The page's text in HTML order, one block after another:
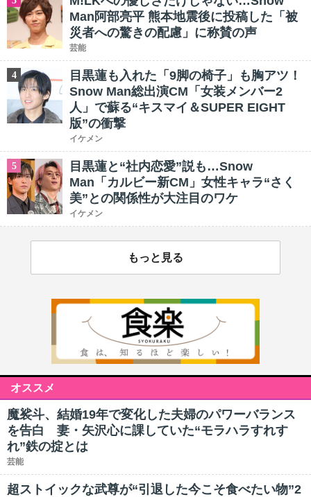
Man阿部亮平 熊本地震後に投稿した「被
災者への驚きの配慮」に称賛の声
芸能
4
目黒蓮も入れた「9脚の椅子」も胸アツ！
Snow Man総出演CM「女装メンバー2
人」で蘇る“キスマイ＆SUPER EIGHT
版”の衝撃
イケメン
5
目黒蓮と“社内恋愛”説も…Snow
Man「カルビー新CM」女性キャラ“さく
美”との関係性が大注目のワケ
イケメン
もっと見る
オススメ
魔裟斗、結婚19年で変化した夫婦のパワーバランス
を告白 妻・矢沢心に課していた“モラハラすれす
れ”鉄の掟とは
芸能
超ストイックな武尊が“引退した今こそ食べたい物”2